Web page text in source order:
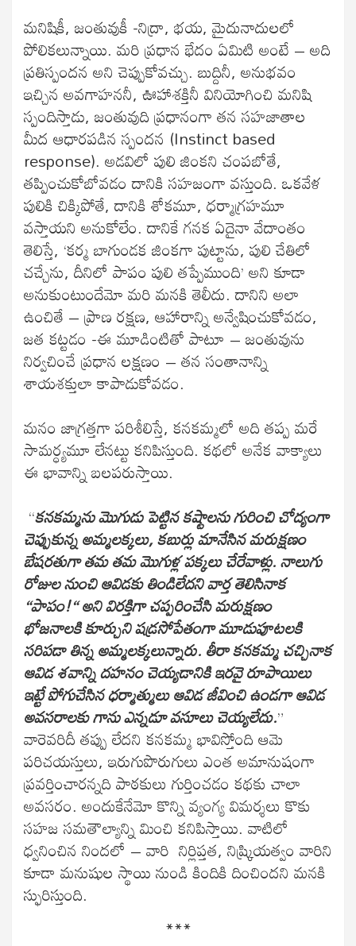
మనిషికీ, జంతువుకీ -నిద్రా, భయ, మైదునాదులలో
పోలికలున్నాయి. మరి ప్రధాన భేదం ఏమిటి అంటే – అది
ప్రతిస్పందన అని చెప్పుకోవచ్చు. బుద్దినీ, అనుభవం
ఇచ్చిన అవగాహననీ, ఊహాశక్తినీ వినియోగించి మనిషి
స్పందిస్తాడు, జంతువుది ప్రధానంగా తన సహజాతాల
మీద ఆధారపడిన స్పందన (Instinct based
response). అడవిలో పులి జింకని చంపబోతే,
తప్పించుకోబోవడం దానికి సహజంగా వస్తుంది. ఒకవేళ
పులికి చిక్కిపోతే, దానికి శోకమూ, ధర్మాగ్రహమూ
వస్తాయని అనుకోలేం. దానికే గనక ఏదైనా వేదాంతం
తెలిస్తే, ‘కర్మ బాగుండక జింకగా పుట్టాను, పులి చేతిలో
చచ్చేను, దీనిలో పాపం పులి తప్పేముంది’ అని కూడా
అనుకుంటుందేమో మరి మనకి తెలీదు. దానిని అలా
ఉంచితే – ప్రాణ రక్షణ, ఆహారాన్ని అన్వేషించుకోవడం,
జత కట్టడం -ఈ మూడింటితో పాటూ – జంతువును
నిర్వచించే ప్రధాన లక్షణం – తన సంతానాన్ని
శాయశక్తులా కాపాడుకోవడం.
మనం జాగ్రత్తగా పరిశీలిస్తే, కనకమ్మలో అది తప్ప మరే
సామర్ధ్యమూ లేనట్టు కనిపిస్తుంది. కథలో అనేక వాక్యాలు
ఈ భావాన్ని బలపరుస్తాయి.
“కనకమ్మను మొగుడు పెట్టిన కష్టాలను గురించి చోద్యంగా
చెప్పుకున్న అమ్మలక్కలు, కబుర్లు మానేసిన మరుక్షణం
బేషరతుగా తమ తమ మొగుళ్ల పక్కలు చేరేవాళ్లు. నాలుగు
రోజుల నుంచి ఆవిడకు తిండిలేదని వార్త తెలిసినాక
“పాపం!“ అని విరక్తిగా చప్పరించేసి మరుక్షణం
భోజనాలకి కూర్చుని షడ్రసోపేతంగా మూడుపూటలకి
సరిపడా తిన్న అమ్మలక్కలున్నారు. తీరా కనకమ్మ చచ్చినాక
ఆవిడ శవాన్ని దహనం చెయ్యడానికి ఇరవై రూపాయిలు
ఇట్టే పోగుచేసిన ధర్మాత్ములు ఆవిడ జీవించి ఉండగా ఆవిడ
అవసరాలకు గాను ఎన్నడూ వసూలు చెయ్యలేదు.”
వారెవరిదీ తప్పు లేదని కనకమ్మ భావిస్తోంది ఆమె
పరిచయస్తులు, ఇరుగుపొరుగులు ఎంత అమానుషంగా
ప్రవర్తించారన్నది పాఠకులు గుర్తించడం కథకు చాలా
అవసరం. అందుకేనేమో కొన్ని వ్యంగ్య విమర్శలు కొకు
సహజ సమతౌల్యాన్ని మించి కనిపిస్తాయి. వాటిలో
ధ్వనించిన నిందలో – వారి నిర్లిప్తత, నిష్క్రియత్వం వారిని
కూడా మనుషుల స్థాయి నుండి కిందికి దించిందని మనకి
స్ఫురిస్తుంది.
***